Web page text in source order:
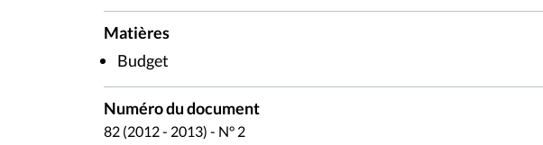
Matières
Budget
Numéro du document
82 (2012 - 2013) - N° 2